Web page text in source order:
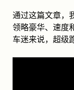
通过这篇文章，
领略豪华、速度
车迷来说，超级